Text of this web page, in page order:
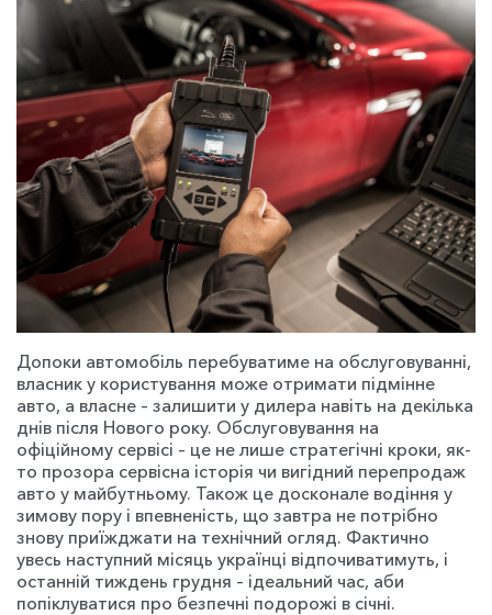
Допоки автомобіль перебуватиме на обслуговуванні,
власник у користування може отримати підмінне
авто, а власне – залишити у дилера навіть на декілька
днів після Нового року. Обслуговування на
офіційному сервісі – це не лише стратегічні кроки, як-
то прозора сервісна історія чи вигідний перепродаж
авто у майбутньому. Також це досконале водіння у
зимову пору і впевненість, що завтра не потрібно
знову приїжджати на технічний огляд. Фактично
увесь наступний місяць українці відпочиватимуть, і
останній тиждень грудня – ідеальний час, аби
попіклуватися про безпечні подорожі в січні.